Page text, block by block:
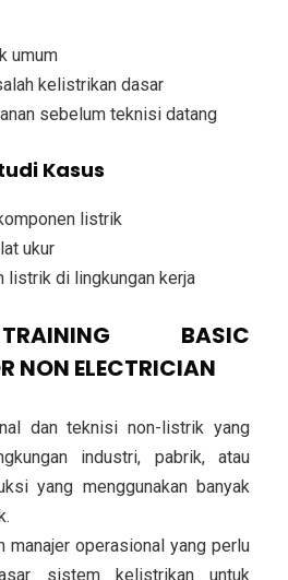
umum
kelistrikan dasar
sebelum teknisi datang
Kasus
listrik
ukur
listrik di lingkungan kerja
BASIC
NON ELECTRICIAN
dan teknisi non-listrik yang
industri, pabrik, atau
yang menggunakan banyak
manajer operasional yang perlu
sistem kelistrikan untuk